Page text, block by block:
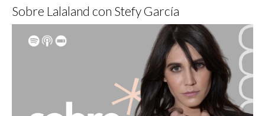
Sobre Lalaland con Stefy García